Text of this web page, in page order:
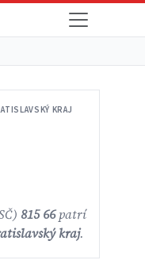
KRAJ
815 66patrí
kraj.